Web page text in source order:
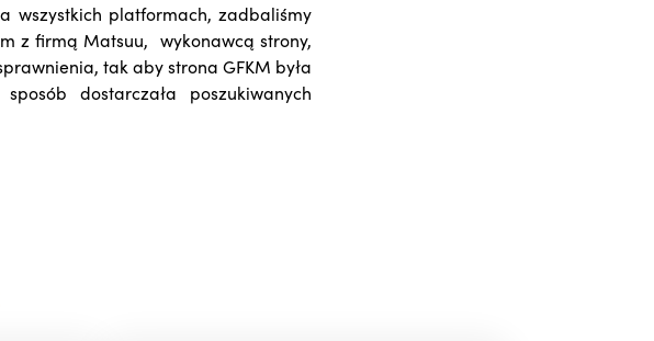
wszystkich platformach, zadbaliśmy
z firmą Matsuu, wykonawcą strony,
tak aby strona GFKM była
dostarczała poszukiwanych